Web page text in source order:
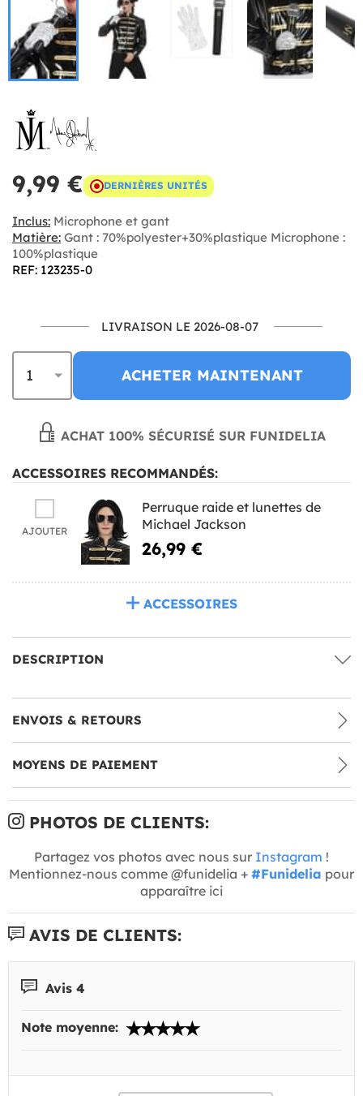
9,99 € DERNIÈRES UNITÉS
Inclus: Microphone et gant
Matière: Gant : 70%polyester+30%plastique Microphone :
100%plastique
REF: 123235-0
LIVRAISON LE 2026-08-07
ACHETER MAINTENANT
ACHAT 100% SÉCURISÉ SUR FUNIDELIA
ACCESSOIRES RECOMMANDÉS:
AJOUTER
Perruque raide et lunettes de
Michael Jackson
26,99 €
ACCESSOIRES
DESCRIPTION
ENVOIS & RETOURS
MOYENS DE PAIEMENT
PHOTOS DE CLIENTS:
Partagez vos photos avec nous sur Instagram !
Mentionnez-nous comme @funidelia + #Funidelia pour
apparaître ici
AVIS DE CLIENTS:
Avis 4
Note moyenne: